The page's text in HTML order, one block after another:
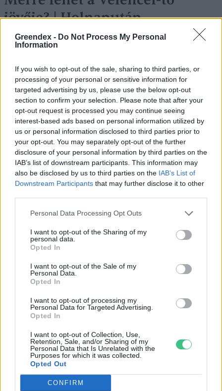
Greendex - Do Not Process My Personal
Information
If you wish to opt-out of the sale, sharing to third parties, or
processing of your personal or sensitive information for
targeted advertising by us, please use the below opt-out
section to confirm your selection. Please note that after your
opt-out request is processed you may continue seeing
interest-based ads based on personal information utilized by
us or personal information disclosed to third parties prior to
your opt-out. You may separately opt-out of the further
disclosure of your personal information by third parties on the
IAB’s list of downstream participants. This information may
also be disclosed by us to third parties on the IAB’s List of
Downstream Participants that may further disclose it to other
Personal Data Processing Opt Outs
I want to opt-out of the Sharing of my
personal data.
Opted In
I want to opt-out of the Sale of my
Personal Data.
Opted In
I want to opt-out of processing my
Personal Data for Targeted Advertising.
Opted In
I want to opt-out of Collection, Use,
Retention, Sale, and/or Sharing of my
Personal Data that Is Unrelated with the
Purposes for which it was collected.
Opted Out
CONFIRM
jövője? | Holnapután
Rekord alacsony a Velencei-tó vízszintje. Alkalmazkodási válság
vagy ökológiai katasztrófa? Dr. Boromisza Zsomborral jártuk körbe
a tó múltját, jelenét, jövőjét.
A mesterséges intelligencia már
vírusokat is előállít
EGÉSZSÉGÜNK
Kerti sütögetés biztonságosan